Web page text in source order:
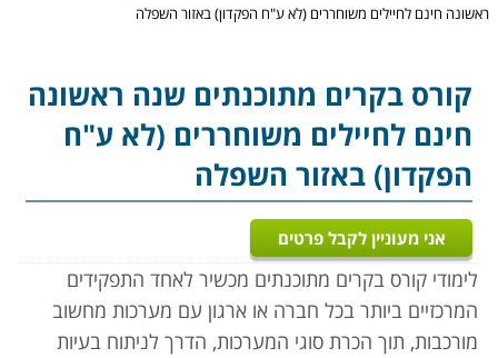
ראשונה חינם לחיילים משוחררים (לא ע"ח הפקדון) באזור השפלה
קורס בקרים מתוכנתים שנה ראשונה
חינם לחיילים משוחררים (לא ע"ח
הפקדון) באזור השפלה
אני מעוניין לקבל פרטים
לימודי קורס בקרים מתוכנתים מכשיר לאחד התפקידים
המרכזיים ביותר בכל חברה או ארגון עם מערכות מחשוב
מורכבות, תוך הכרת סוגי המערכות, הדרך לניתוח בעיות